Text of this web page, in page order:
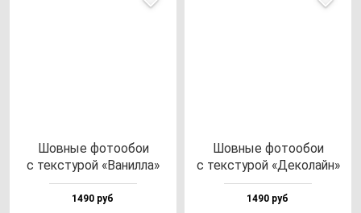
Шов­ные фо­то­обои
с тек­сту­рой «Ванил­ла»
1490 руб
Шов­ные фо­то­обои
с тек­сту­рой «Деко­лайн»
1490 руб